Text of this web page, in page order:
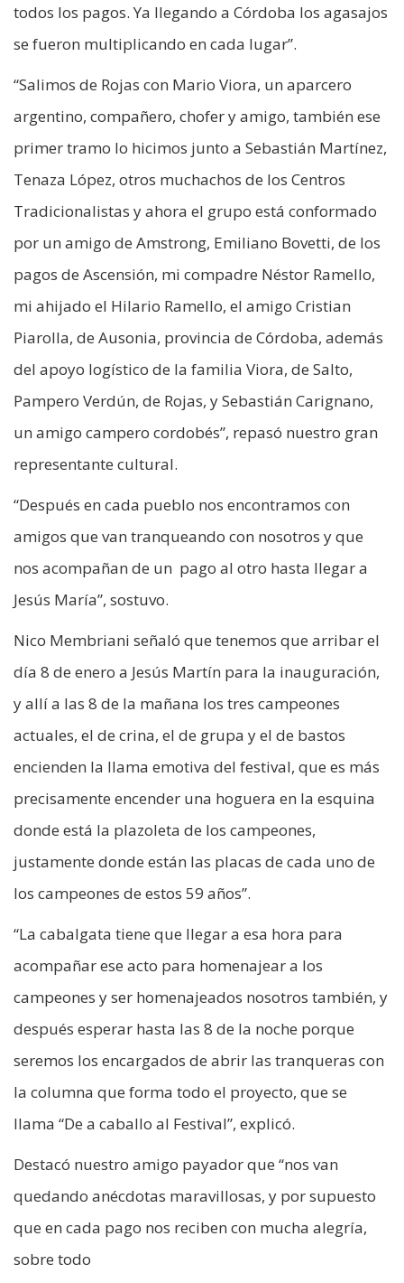
todos los pagos. Ya llegando a Córdoba los agasajos
se fueron multiplicando en cada lugar”.
“Salimos de Rojas con Mario Viora, un aparcero
argentino, compañero, chofer y amigo, también ese
primer tramo lo hicimos junto a Sebastián Martínez,
Tenaza López, otros muchachos de los Centros
Tradicionalistas y ahora el grupo está conformado
por un amigo de Amstrong, Emiliano Bovetti, de los
pagos de Ascensión, mi compadre Néstor Ramello,
mi ahijado el Hilario Ramello, el amigo Cristian
Piarolla, de Ausonia, provincia de Córdoba, además
del apoyo logístico de la familia Viora, de Salto,
Pampero Verdún, de Rojas, y Sebastián Carignano,
un amigo campero cordobés”, repasó nuestro gran
representante cultural.
“Después en cada pueblo nos encontramos con
amigos que van tranqueando con nosotros y que
nos acompañan de un pago al otro hasta llegar a
Jesús María”, sostuvo.
Nico Membriani señaló que tenemos que arribar el
día 8 de enero a Jesús Martín para la inauguración,
y allí a las 8 de la mañana los tres campeones
actuales, el de crina, el de grupa y el de bastos
encienden la llama emotiva del festival, que es más
precisamente encender una hoguera en la esquina
donde está la plazoleta de los campeones,
justamente donde están las placas de cada uno de
los campeones de estos 59 años”.
“La cabalgata tiene que llegar a esa hora para
acompañar ese acto para homenajear a los
campeones y ser homenajeados nosotros también, y
después esperar hasta las 8 de la noche porque
seremos los encargados de abrir las tranqueras con
la columna que forma todo el proyecto, que se
llama “De a caballo al Festival”, explicó.
Destacó nuestro amigo payador que “nos van
quedando anécdotas maravillosas, y por supuesto
que en cada pago nos reciben con mucha alegría,
sobre todo